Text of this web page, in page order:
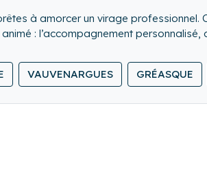
à amorcer un virage professionnel.
: l’accompagnement personnalisé,
confiance la gestion de votre bien et la
VAUVENARGUES GRÉASQUE